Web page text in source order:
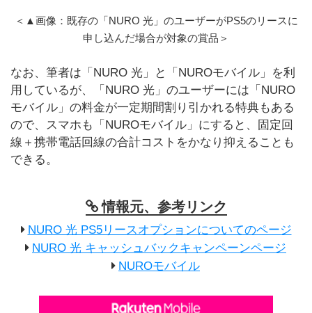
＜▲画像：既存の「NURO 光」のユーザーがPS5のリースに
申し込んだ場合が対象の賞品＞
なお、筆者は「NURO 光」と「NUROモバイル」を利
用しているが、「NURO 光」のユーザーには「NURO
モバイル」の料金が一定期間割り引かれる特典もある
ので、スマホも「NUROモバイル」にすると、固定回
線＋携帯電話回線の合計コストをかなり抑えることも
できる。
情報元、参考リンク
NURO 光 PS5リースオプションについてのページ
NURO 光 キャッシュバックキャンペーンページ
NUROモバイル